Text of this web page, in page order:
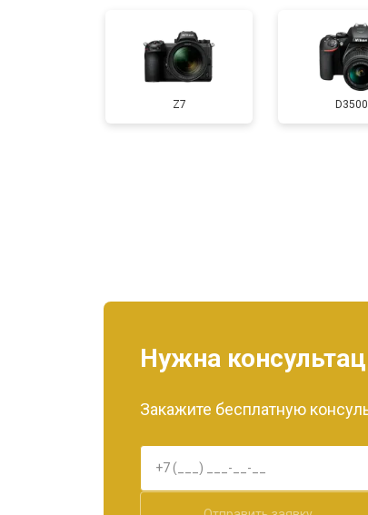
Z7 D3500
Нужна
Закажите бесплатную